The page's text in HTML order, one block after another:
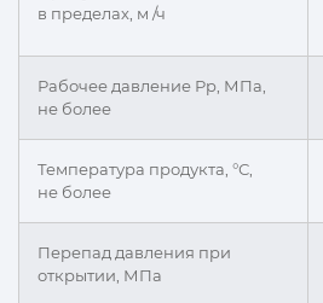
в пределах, м /ч
Рабочее давление Рр, МПа,
не более
Температура продукта, °С,
не более
Перепад давления при
открытии, МПа